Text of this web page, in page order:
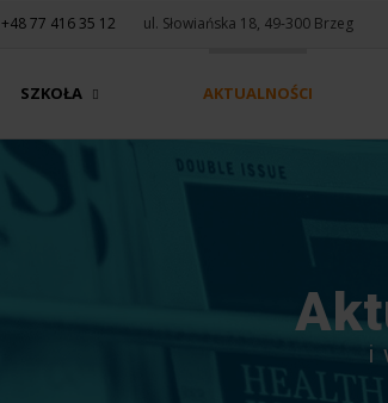
+48 77 416 35 12 ul. Słowiańska 18, 49-300 Brzeg
SZKOŁA AKTUALNOŚCI
i